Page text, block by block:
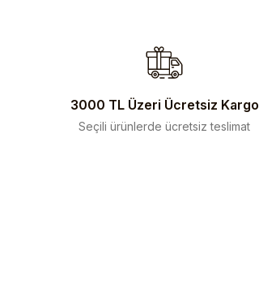
3000 TL Üzeri Ücretsiz Kargo
Seçili ürünlerde ücretsiz teslimat